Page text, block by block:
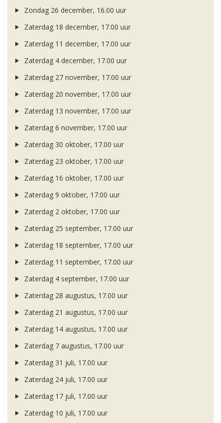
Zondag 26 december, 16.00 uur
Zaterdag 18 december, 17.00 uur
Zaterdag 11 december, 17.00 uur
Zaterdag 4 december, 17.00 uur
Zaterdag 27 november, 17.00 uur
Zaterdag 20 november, 17.00 uur
Zaterdag 13 november, 17.00 uur
Zaterdag 6 november, 17.00 uur
Zaterdag 30 oktober, 17.00 uur
Zaterdag 23 oktober, 17.00 uur
Zaterdag 16 oktober, 17.00 uur
Zaterdag 9 oktober, 17.00 uur
Zaterdag 2 oktober, 17.00 uur
Zaterdag 25 september, 17.00 uur
Zaterdag 18 september, 17.00 uur
Zaterdag 11 september, 17.00 uur
Zaterdag 4 september, 17.00 uur
Zaterdag 28 augustus, 17.00 uur
Zaterdag 21 augustus, 17.00 uur
Zaterdag 14 augustus, 17.00 uur
Zaterdag 7 augustus, 17.00 uur
Zaterdag 31 juli, 17.00 uur
Zaterdag 24 juli, 17.00 uur
Zaterdag 17 juli, 17.00 uur
Zaterdag 10 juli, 17.00 uur